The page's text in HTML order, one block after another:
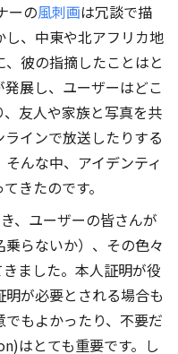
ーの風刺画は冗談で描
、中東や北アフリカ地
彼の指摘したことはと
展し、ユーザーはどこ
友人や家族と写真を共
インで放送したりする
んな中、アイデンティ
きたのです。
、ユーザーの皆さんが
らないか）、その色々
ました。本人証明が役
が必要とされる場合も
もよかったり、不要だ
はとても重要です。し